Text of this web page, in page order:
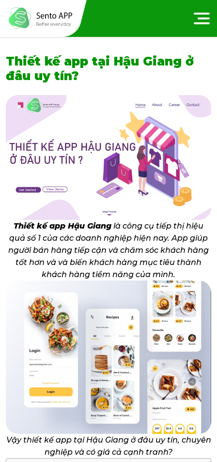
Thiết kế app tại Hậu Giang ở
đâu uy tín?
Thiết kế app Hậu Giang là công cụ tiếp thị hiệu
quả số 1 của các doanh nghiệp hiện nay. App giúp
người bán hàng tiếp cận và chăm sóc khách hàng
tốt hơn và và biến khách hàng mục tiêu thành
khách hàng tiềm năng của mình.
Vậy thiết kế app tại Hậu Giang ở đâu uy tín, chuyên
nghiệp và có giá cả cạnh tranh?